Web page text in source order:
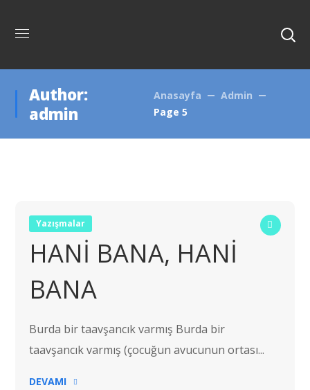
Author:
admin
Anasayfa
Admin
Page 5
Yazışmalar
HANİ BANA, HANİ
BANA
Burda bir taavşancık varmış Burda bir
taavşancık varmış (çocuğun avucunun ortası...
DEVAMI